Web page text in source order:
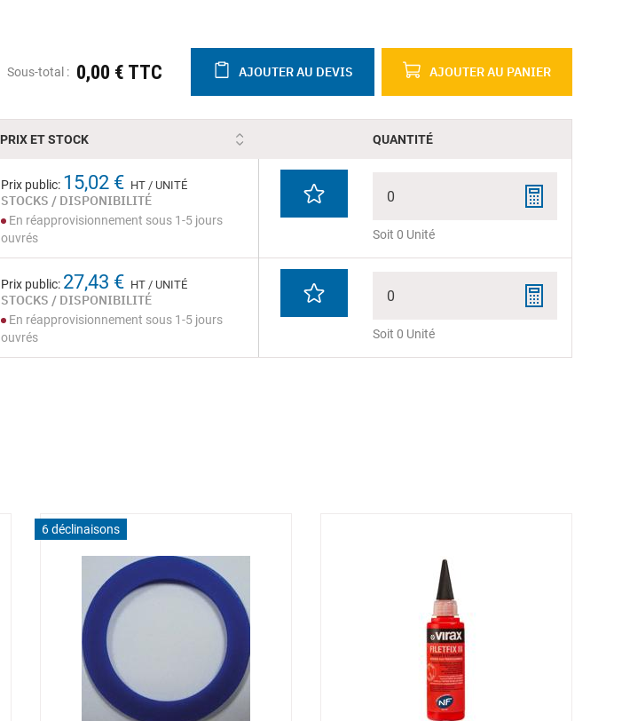
Sous-total : 0,00 € TTC AJOUTER AU DEVIS AJOUTER AU PANIER
PRIX ET STOCK QUANTITÉ
Prix public: 15,02 € HT / UNITÉ
STOCKS / DISPONIBILITÉ
En réapprovisionnement sous 1-5 jours
ouvrés
0
Soit 0 Unité
Prix public: 27,43 € HT / UNITÉ
STOCKS / DISPONIBILITÉ
En réapprovisionnement sous 1-5 jours
ouvrés
0
Soit 0 Unité
6 déclinaisons